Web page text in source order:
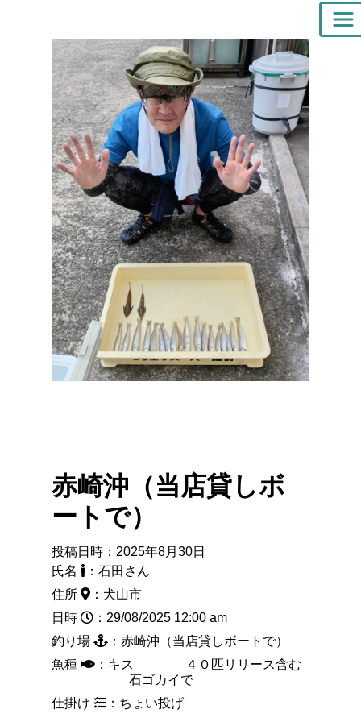
赤崎沖（当店貸しボ
ートで）
投稿日時：2025年8月30日
氏名
：石田さん
住所
：犬山市
日時
：29/08/2025 12:00 am
釣り場
：赤崎沖（当店貸しボートで）
魚種
：キス ４０匹リリース含む
石ゴカイで
仕掛け
：ちょい投げ